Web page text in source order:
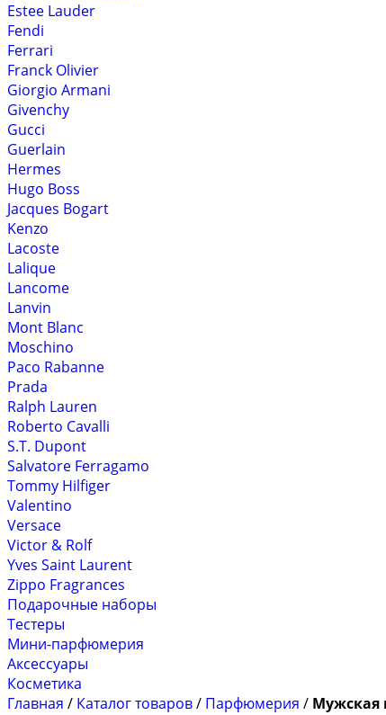
Estee Lauder
Fendi
Ferrari
Franck Olivier
Giorgio Armani
Givenchy
Gucci
Guerlain
Hermes
Hugo Boss
Jacques Bogart
Kenzo
Lacoste
Lalique
Lancome
Lanvin
Mont Blanc
Moschino
Paco Rabanne
Prada
Ralph Lauren
Roberto Cavalli
S.T. Dupont
Salvatore Ferragamo
Tommy Hilfiger
Valentino
Versace
Victor & Rolf
Yves Saint Laurent
Zippo Fragrances
Подарочные наборы
Тестеры
Мини-парфюмерия
Аксессуары
Косметика
Главная / Каталог товаров/ Парфюмерия / Мужская